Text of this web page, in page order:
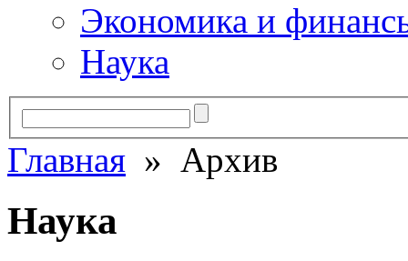
Экономика и
Наука
Главная » Архив
Наука